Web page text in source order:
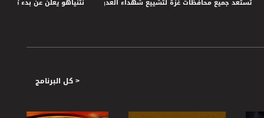
نتنياهو يعلن عن بدء تنفيذ الخروج
تستعد جميع محافظات غزة لتشييع شهداء العدوان الاسرائيلي ،صباحنا غير ،13-11-2018،قناة مساواة
-21.10.- برنامج المحتوى
< كل البرنامج